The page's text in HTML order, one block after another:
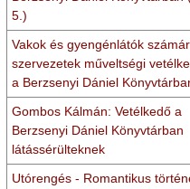
5.)
Vakok és gyengénlátók
szervezetek műveltségi
a Berzsenyi Dániel
Gombos Kálmán: Vetélkedő a
Berzsenyi Dániel Könyvtárban
látássérülteknek
Utórengés - Romantikus